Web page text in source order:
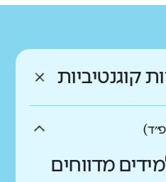
גבוה קוגנטיביות
מדווחים